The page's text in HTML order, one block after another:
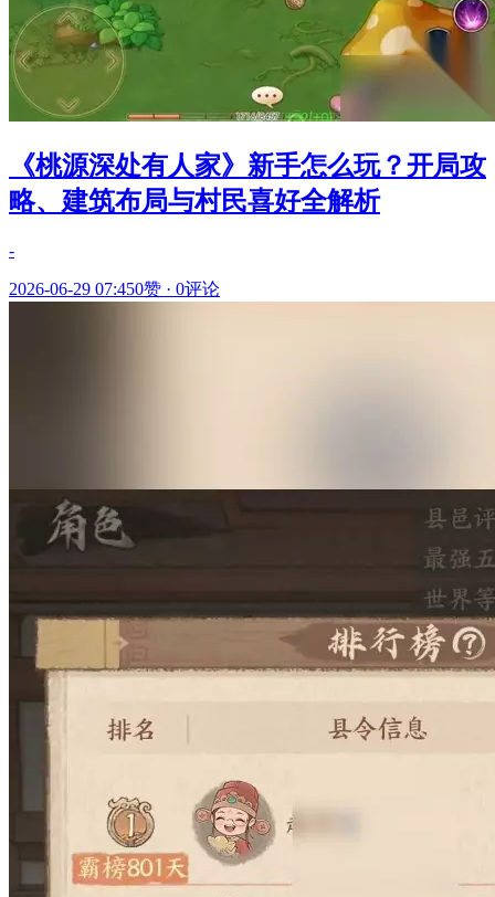
《桃源深处有人家》新手怎么玩？开局攻
略、建筑布局与村民喜好全解析
-
2026-06-29 07:450赞 · 0评论